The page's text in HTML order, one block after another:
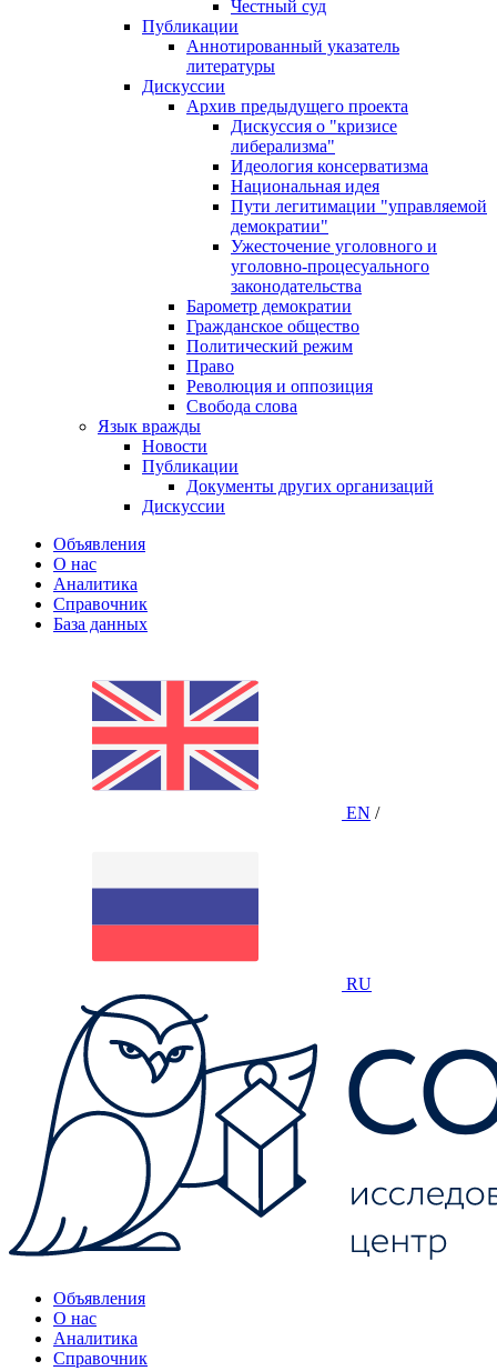
Честный суд
Публикации
Аннотированный указатель
литературы
Дискуссии
Архив предыдущего проекта
Дискуссия о "кризисе
либерализма"
Идеология консерватизма
Национальная идея
Пути легитимации "управляемой
демократии"
Ужесточение уголовного и
уголовно-процесуального
законодательства
Барометр демократии
Гражданское общество
Политический режим
Право
Революция и оппозиция
Свобода слова
Язык вражды
Новости
Публикации
Документы других организаций
Дискуссии
Объявления
О нас
Аналитика
Справочник
База данных
EN /
RU
Объявления
О нас
Аналитика
Справочник